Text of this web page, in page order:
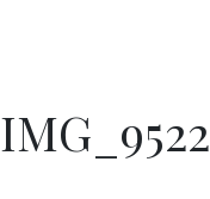
IMG_9522